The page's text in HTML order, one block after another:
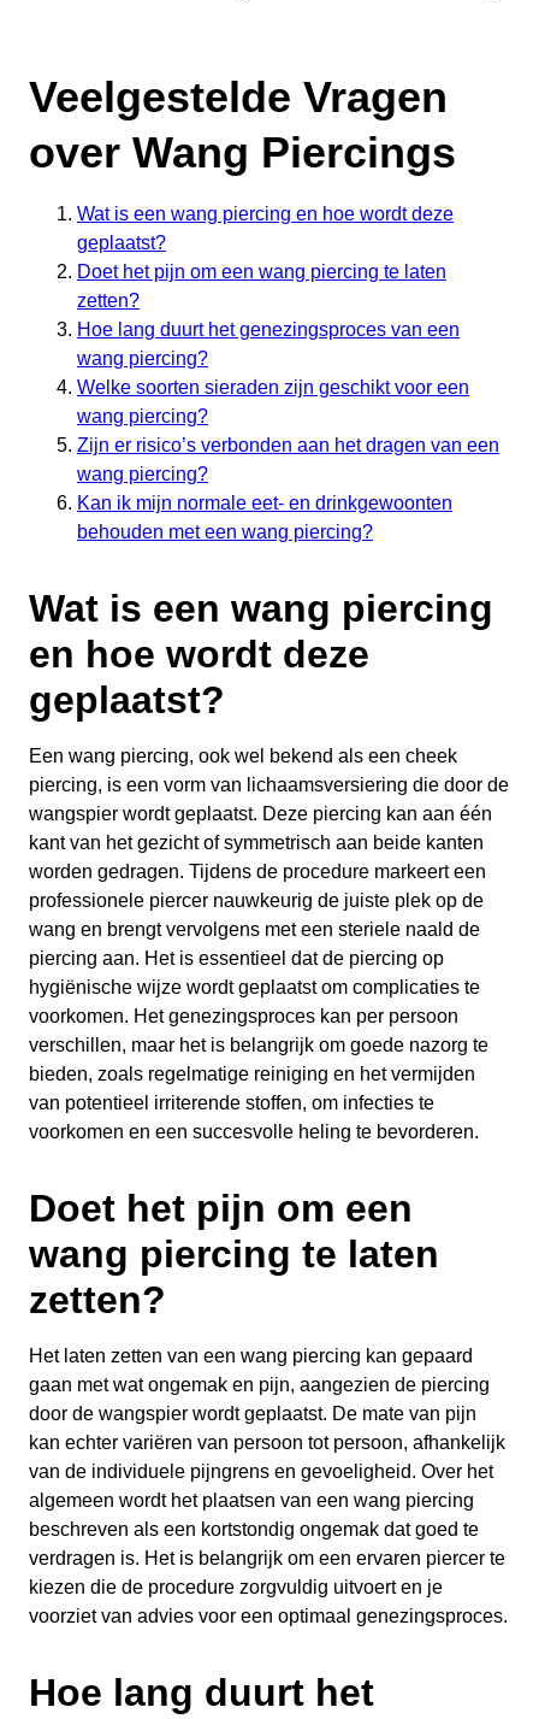
Veelgestelde Vragen
over Wang Piercings
Wat is een wang piercing en hoe wordt deze
geplaatst?
Doet het pijn om een wang piercing te laten
zetten?
Hoe lang duurt het genezingsproces van een
wang piercing?
Welke soorten sieraden zijn geschikt voor een
wang piercing?
Zijn er risico’s verbonden aan het dragen van een
wang piercing?
Kan ik mijn normale eet- en drinkgewoonten
behouden met een wang piercing?
Wat is een wang piercing
en hoe wordt deze
geplaatst?
Een wang piercing, ook wel bekend als een cheek
piercing, is een vorm van lichaamsversiering die door de
wangspier wordt geplaatst. Deze piercing kan aan één
kant van het gezicht of symmetrisch aan beide kanten
worden gedragen. Tijdens de procedure markeert een
professionele piercer nauwkeurig de juiste plek op de
wang en brengt vervolgens met een steriele naald de
piercing aan. Het is essentieel dat de piercing op
hygiënische wijze wordt geplaatst om complicaties te
voorkomen. Het genezingsproces kan per persoon
verschillen, maar het is belangrijk om goede nazorg te
bieden, zoals regelmatige reiniging en het vermijden
van potentieel irriterende stoffen, om infecties te
voorkomen en een succesvolle heling te bevorderen.
Doet het pijn om een
wang piercing te laten
zetten?
Het laten zetten van een wang piercing kan gepaard
gaan met wat ongemak en pijn, aangezien de piercing
door de wangspier wordt geplaatst. De mate van pijn
kan echter variëren van persoon tot persoon, afhankelijk
van de individuele pijngrens en gevoeligheid. Over het
algemeen wordt het plaatsen van een wang piercing
beschreven als een kortstondig ongemak dat goed te
verdragen is. Het is belangrijk om een ervaren piercer te
kiezen die de procedure zorgvuldig uitvoert en je
voorziet van advies voor een optimaal genezingsproces.
Hoe lang duurt het